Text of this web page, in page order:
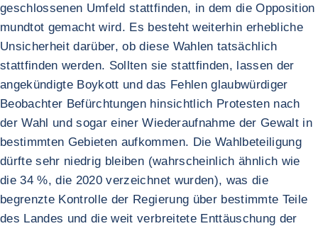
geschlossenen Umfeld stattfinden, in dem die Opposition
mundtot gemacht wird. Es besteht weiterhin erhebliche
Unsicherheit darüber, ob diese Wahlen tatsächlich
stattfinden werden. Sollten sie stattfinden, lassen der
angekündigte Boykott und das Fehlen glaubwürdiger
Beobachter Befürchtungen hinsichtlich Protesten nach
der Wahl und sogar einer Wiederaufnahme der Gewalt in
bestimmten Gebieten aufkommen. Die Wahlbeteiligung
dürfte sehr niedrig bleiben (wahrscheinlich ähnlich wie
die 34 %, die 2020 verzeichnet wurden), was die
begrenzte Kontrolle der Regierung über bestimmte Teile
des Landes und die weit verbreitete Enttäuschung der